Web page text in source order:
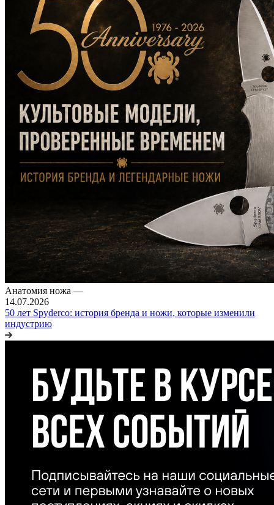
Анатомия ножа —
14.07.2026
50 лет Spyderco: история бренда и ножи, которые изменили
индустрию